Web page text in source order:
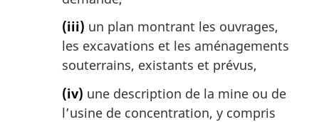
(iii) un plan montrant les ouvrages,
les excavations et les aménagements
souterrains, existants et prévus,
(iv) une description de la mine ou de
l’usine de concentration, y compris